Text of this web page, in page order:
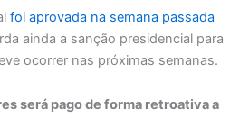
foi aprovada na semana passada
ainda a sanção presidencial para
ocorrer nas próximas semanas.
será pago de forma retroativa a